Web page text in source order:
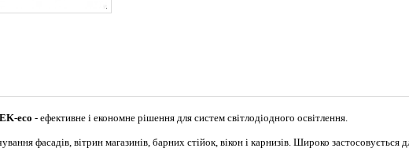
eco - ефективне і економне рішення для систем світлодіодного освітлення.
фасадів, вітрин магазинів, барних стійок, вікон і карнизів. Широко застосовується